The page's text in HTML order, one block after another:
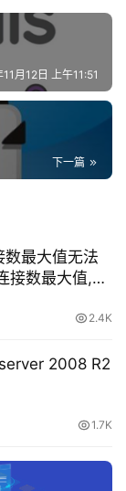
月12日 上午11:51
下一篇
数最大值无法
接数最大值,无
2.4K
2008 R2
1.7K